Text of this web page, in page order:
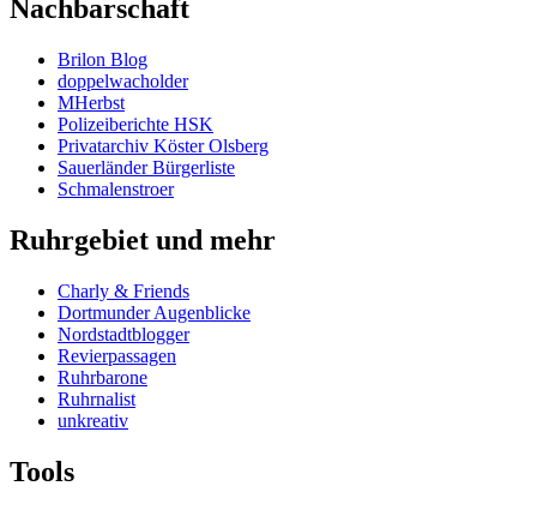
Nachbarschaft
Brilon Blog
doppelwacholder
MHerbst
Polizeiberichte HSK
Privatarchiv Köster Olsberg
Sauerländer Bürgerliste
Schmalenstroer
Ruhrgebiet und mehr
Charly & Friends
Dortmunder Augenblicke
Nordstadtblogger
Revierpassagen
Ruhrbarone
Ruhrnalist
unkreativ
Tools